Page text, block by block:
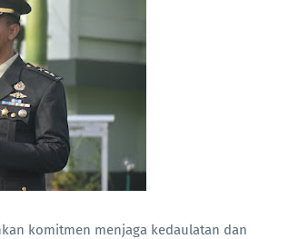
komitmen menjaga kedaulatan dan